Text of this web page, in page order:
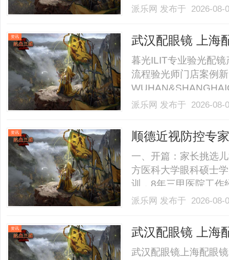
业验光配镜的写字楼
40%-60%优惠，兼顾
派乐网 发布于 2026-
资讯 武汉配眼镜 上海
暮光ILIT专业验光配
流程验光师门店案例
业验光配镜的写字楼
40%-60%优惠，兼顾
派乐网 发布于 2026-
资讯
顺德近视防控专
视管理医
一、开篇：家长挑选
方医科大学眼科硕士
训，8年三甲医院工作
合眼轴、角膜、视功
童眼病及多发病的诊
视.........
派乐网 发布于 2026-
资讯 武汉配眼镜 上海
武汉配眼镜上海配眼